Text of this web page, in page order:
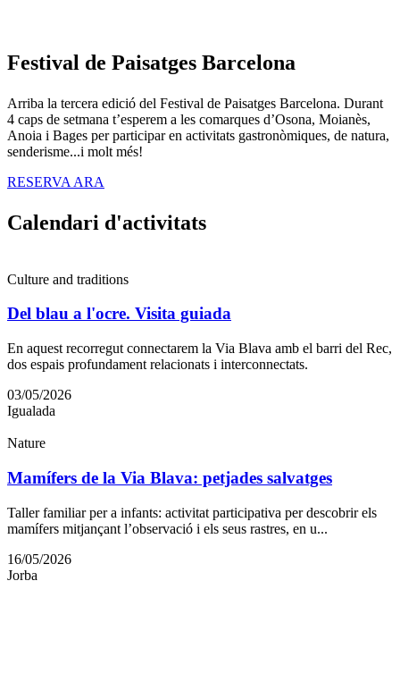
Festival de Paisatges Barcelona
Arriba la tercera edició del Festival de Paisatges Barcelona. Durant
4 caps de setmana t’esperem a les comarques d’Osona, Moianès,
Anoia i Bages per participar en activitats gastronòmiques, de natura,
senderisme...i molt més!
RESERVA ARA
Calendari d'activitats
Culture and traditions
Del blau a l'ocre. Visita guiada
En aquest recorregut connectarem la Via Blava amb el barri del Rec,
dos espais profundament relacionats i interconnectats.
03/05/2026
Igualada
Nature
Mamífers de la Via Blava: petjades salvatges
Taller familiar per a infants: activitat participativa per descobrir els
mamífers mitjançant l’observació i els seus rastres, en u...
16/05/2026
Jorba